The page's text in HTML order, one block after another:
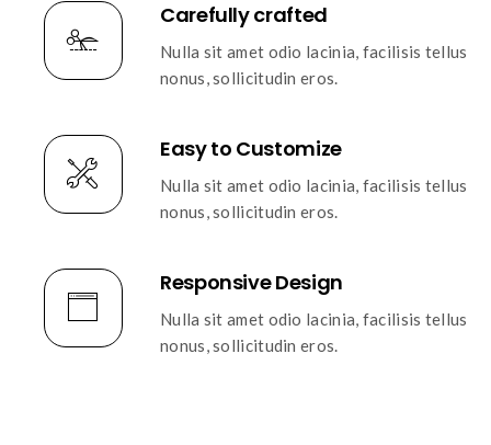
Carefully crafted
Nulla sit amet odio lacinia, facilisis tellus
nonus, sollicitudin eros.
Easy to Customize
Nulla sit amet odio lacinia, facilisis tellus
nonus, sollicitudin eros.
Responsive Design
Nulla sit amet odio lacinia, facilisis tellus
nonus, sollicitudin eros.